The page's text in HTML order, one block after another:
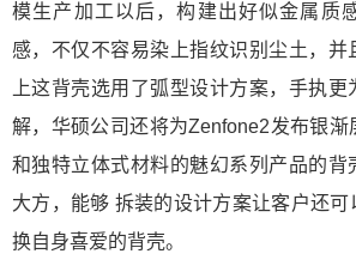
模生产加工以后，构建出好似金属质
感，不仅不容易染上指纹识别尘土，并
上这背壳选用了弧型设计方案，手执
解，华硕公司还将为Zenfone2发布银渐
和独特立体式材料的魅幻系列产品的背
大方，能够 拆装的设计方案让客户还
换自身喜爱的背壳。